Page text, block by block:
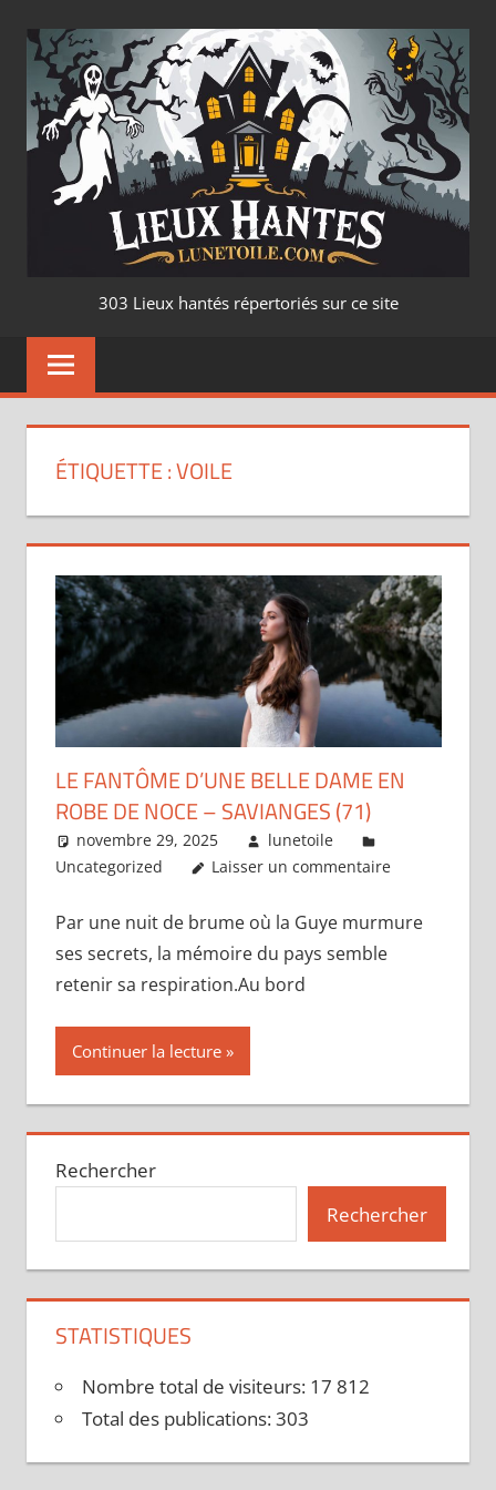
contenu
LIEUX
–
303 Lieux hantés répertoriés sur ce site
ÉTIQUETTE :VOILE
LE FANTÔME D’UNE BELLE DAME EN
ROBE DE NOCE – SAVIANGES (71)
novembre 29, 2025
lunetoile
Uncategorized
Laisser un commentaire
Par une nuit de brume où la Guye murmure
ses secrets, la mémoire du pays semble
retenir sa respiration.Au bord
Continuer la lecture
Rechercher
Rechercher
STATISTIQUES
Nombre total de visiteurs: 17 812
Total des publications:303